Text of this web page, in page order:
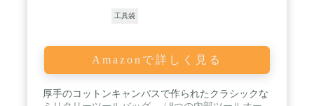
工具袋
Amazonで詳しく見る
厚手のコットンキャンバスで作られたクラシックな